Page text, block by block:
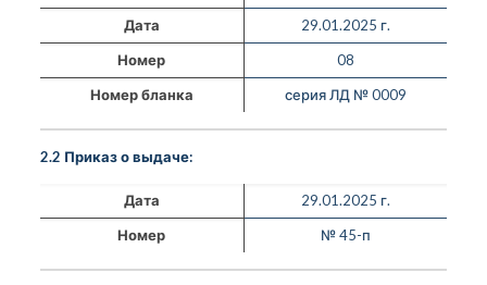
Дата
29.01.2025 г.
Номер
08
Номер бланка
серия ЛД № 0009
2.2 Приказ о выдаче:
Дата
29.01.2025 г.
Номер
№ 45-п